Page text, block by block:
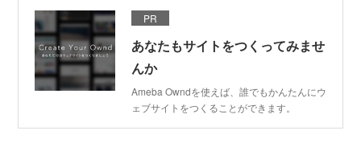
PR
あなたもサイトをつくってみませ
んか
Ameba Owndを使えば、誰でもかんたんにウ
ェブサイトをつくることができます。